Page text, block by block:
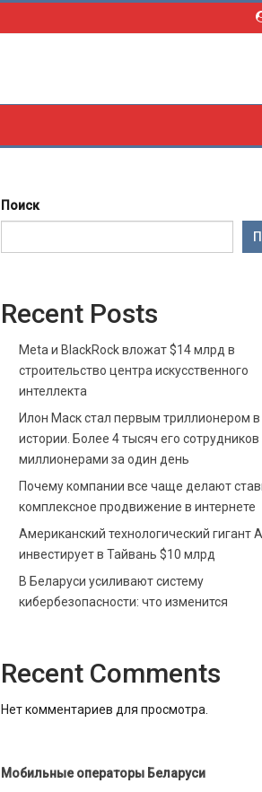
Поиск
Recent Posts
Meta и BlackRock вложат $14 млрд в
строительство центра искусственного
интеллекта
Илон Маск стал первым триллионером в
истории. Более 4 тысяч его сотрудников
миллионерами за один день
Почему компании все чаще делают
комплексное продвижение в интернете
Американский технологический гигант
инвестирует в Тайвань $10 млрд
В Беларуси усиливают систему
кибербезопасности: что изменится
Recent Comments
Нет комментариев для просмотра.
Мобильные операторы Беларуси